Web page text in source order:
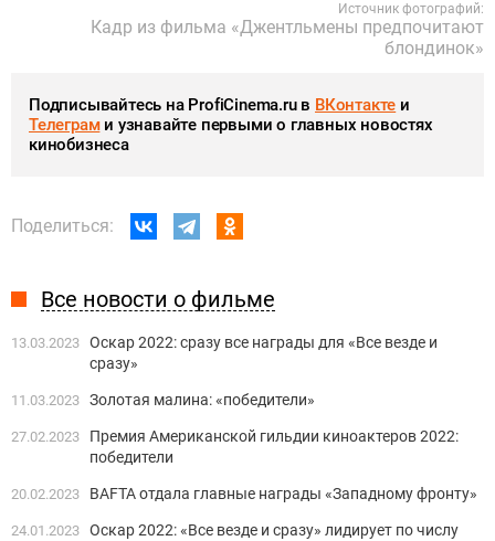
Источник фотографий:
Кадр из фильма «Джентльмены предпочитают
блондинок»
Подписывайтесь на ProfiCinema.ru в ВКонтакте и
Телеграми узнавайте первыми о главных новостях
кинобизнеса
Поделиться:
Все новости о фильме
13.03.2023 Оскар 2022: сразу все награды для «Все везде и
сразу»
11.03.2023 Золотая малина: «победители»
27.02.2023
Премия Американской гильдии киноактеров 2022:
победители
20.02.2023 BAFTA отдала главные награды «Западному фронту»
24.01.2023 Оскар 2022: «Все везде и сразу» лидирует по числу